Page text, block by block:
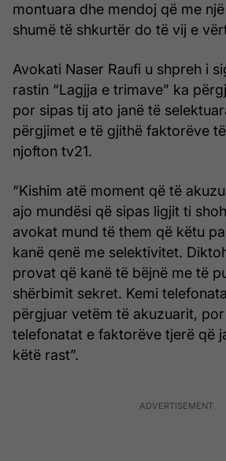
montuara dhe mendoj që me
shumë të shkurtër do të vij e
Avokati Naser Raufi u shpreh i
rastin “Lagjja e trimave” ka
por sipas tij ato janë të
përgjimet e të gjithë faktorëve
njofton tv21.
“Kishim atë moment që të
ajo mundësi që sipas ligjit ti
avokat mund të them që këtu
kanë qenë me selektivitet.
provat që kanë të bëjnë me të
shërbimit sekret. Kemi
përgjuar vetëm të akuzuarit,
telefonatat e faktorëve tjerë që
këtë rast”.